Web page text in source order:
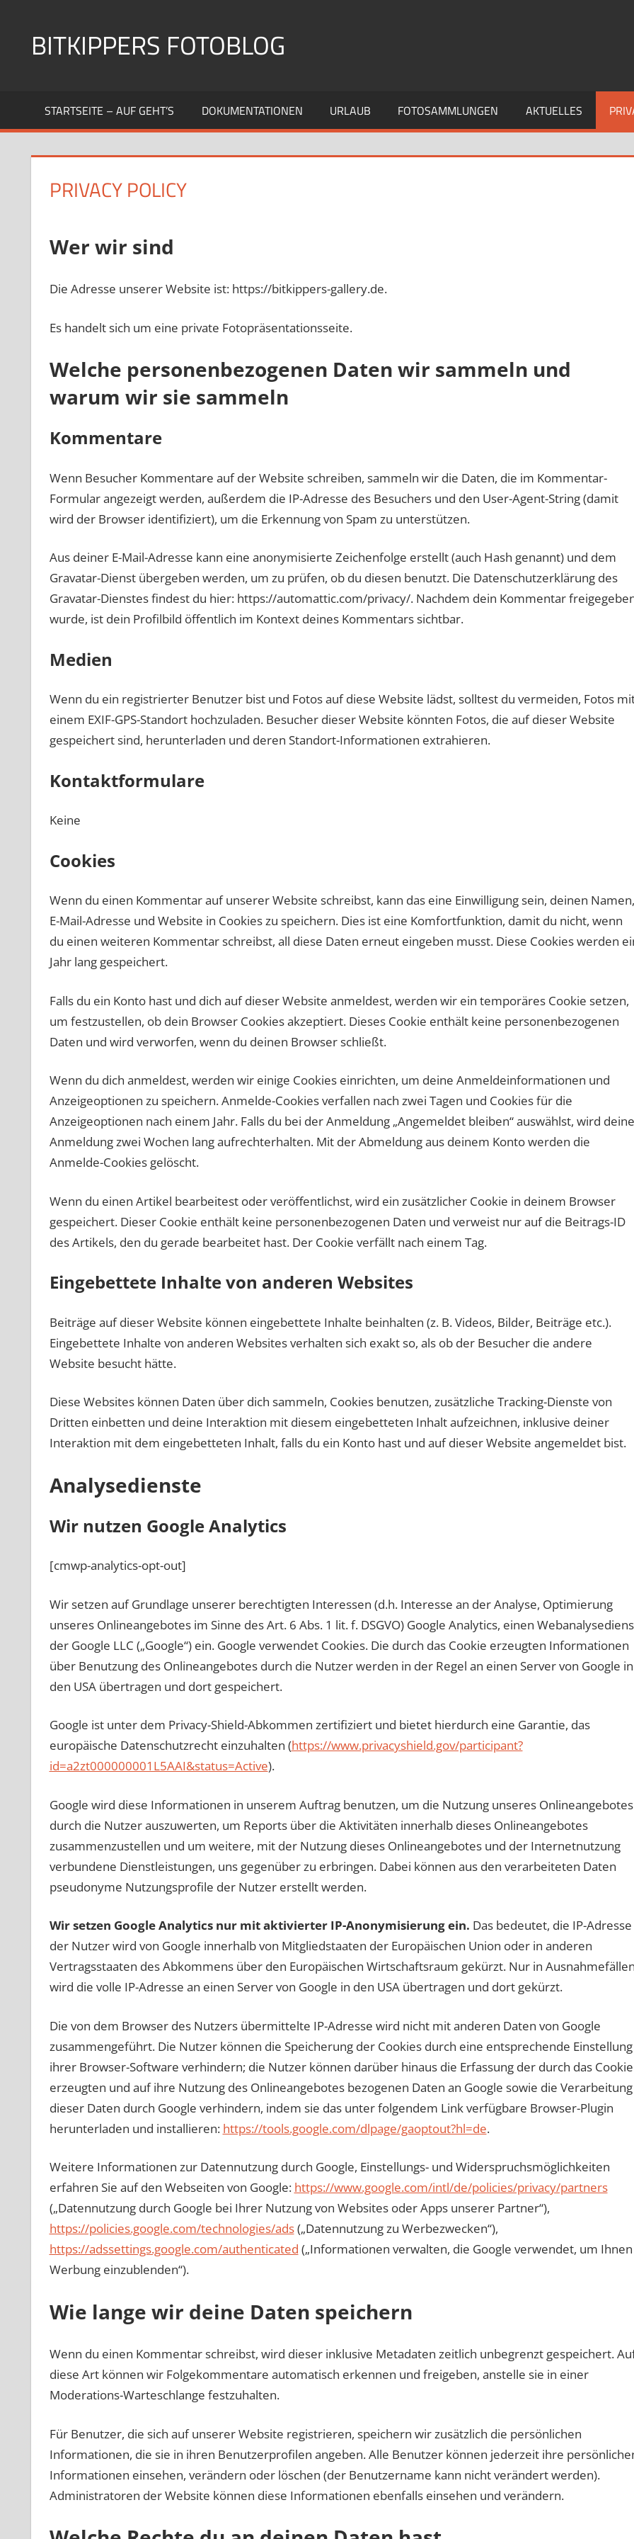
springenBITKIPPERS FOTOBLOG
STARTSEITE – AUF GEHT’S DOKUMENTATIONEN URLAUB FOTOSAMMLUNGEN AKTUELLES
PRIVACY POLICY
Wer wir sind
Die Adresse unserer Website ist: https://bitkippers-gallery.de.
Es handelt sich um eine private Fotopräsentationsseite.
Welche personenbezogenen Daten wir sammeln und
warum wir sie sammeln
Kommentare
Wenn Besucher Kommentare auf der Website schreiben, sammeln wir die Daten, die im Kommentar-
Formular angezeigt werden, außerdem die IP-Adresse des Besuchers und den User-Agent-String (damit
wird der Browser identifiziert), um die Erkennung von Spam zu unterstützen.
Aus deiner E-Mail-Adresse kann eine anonymisierte Zeichenfolge erstellt (auch Hash genannt) und dem
Gravatar-Dienst übergeben werden, um zu prüfen, ob du diesen benutzt. Die Datenschutzerklärung des
Gravatar-Dienstes findest du hier: https://automattic.com/privacy/. Nachdem dein Kommentar
wurde, ist dein Profilbild öffentlich im Kontext deines Kommentars sichtbar.
Medien
Wenn du ein registrierter Benutzer bist und Fotos auf diese Website lädst, solltest du vermeiden, Fotos
einem EXIF-GPS-Standort hochzuladen. Besucher dieser Website könnten Fotos, die auf dieser Website
gespeichert sind, herunterladen und deren Standort-Informationen extrahieren.
Kontaktformulare
Keine
Cookies
Wenn du einen Kommentar auf unserer Website schreibst, kann das eine Einwilligung sein, deinen Namen,
E-Mail-Adresse und Website in Cookies zu speichern. Dies ist eine Komfortfunktion, damit du nicht, wenn
du einen weiteren Kommentar schreibst, all diese Daten erneut eingeben musst. Diese Cookies werden
Jahr lang gespeichert.
Falls du ein Konto hast und dich auf dieser Website anmeldest, werden wir ein temporäres Cookie setzen,
um festzustellen, ob dein Browser Cookies akzeptiert. Dieses Cookie enthält keine personenbezogenen
Daten und wird verworfen, wenn du deinen Browser schließt.
Wenn du dich anmeldest, werden wir einige Cookies einrichten, um deine Anmeldeinformationen und
Anzeigeoptionen zu speichern. Anmelde-Cookies verfallen nach zwei Tagen und Cookies für die
Anzeigeoptionen nach einem Jahr. Falls du bei der Anmeldung „Angemeldet bleiben“ auswählst, wird deine
Anmeldung zwei Wochen lang aufrechterhalten. Mit der Abmeldung aus deinem Konto werden die
Anmelde-Cookies gelöscht.
Wenn du einen Artikel bearbeitest oder veröffentlichst, wird ein zusätzlicher Cookie in deinem Browser
gespeichert. Dieser Cookie enthält keine personenbezogenen Daten und verweist nur auf die Beitrags-ID
des Artikels, den du gerade bearbeitet hast. Der Cookie verfällt nach einem Tag.
Eingebettete Inhalte von anderen Websites
Beiträge auf dieser Website können eingebettete Inhalte beinhalten (z. B. Videos, Bilder, Beiträge etc.).
Eingebettete Inhalte von anderen Websites verhalten sich exakt so, als ob der Besucher die andere
Website besucht hätte.
Diese Websites können Daten über dich sammeln, Cookies benutzen, zusätzliche Tracking-Dienste von
Dritten einbetten und deine Interaktion mit diesem eingebetteten Inhalt aufzeichnen, inklusive deiner
Interaktion mit dem eingebetteten Inhalt, falls du ein Konto hast und auf dieser Website angemeldet bist.
Analysedienste
Wir nutzen Google Analytics
[cmwp-analytics-opt-out]
Wir setzen auf Grundlage unserer berechtigten Interessen (d.h. Interesse an der Analyse, Optimierung
unseres Onlineangebotes im Sinne des Art. 6 Abs. 1 lit. f. DSGVO) Google Analytics, einen
der Google LLC („Google“) ein. Google verwendet Cookies. Die durch das Cookie erzeugten Informationen
über Benutzung des Onlineangebotes durch die Nutzer werden in der Regel an einen Server von Google in
den USA übertragen und dort gespeichert.
Google ist unter dem Privacy-Shield-Abkommen zertifiziert und bietet hierdurch eine Garantie, das
europäische Datenschutzrecht einzuhalten (https://www.privacyshield.gov/participant?
id=a2zt000000001L5AAI&status=Active).
Google wird diese Informationen in unserem Auftrag benutzen, um die Nutzung unseres Onlineangebotes
durch die Nutzer auszuwerten, um Reports über die Aktivitäten innerhalb dieses Onlineangebotes
zusammenzustellen und um weitere, mit der Nutzung dieses Onlineangebotes und der Internetnutzung
verbundene Dienstleistungen, uns gegenüber zu erbringen. Dabei können aus den verarbeiteten Daten
pseudonyme Nutzungsprofile der Nutzer erstellt werden.
Wir setzen Google Analytics nur mit aktivierter IP-Anonymisierung ein. Das bedeutet, die IP-Adresse
der Nutzer wird von Google innerhalb von Mitgliedstaaten der Europäischen Union oder in anderen
Vertragsstaaten des Abkommens über den Europäischen Wirtschaftsraum gekürzt. Nur in
wird die volle IP-Adresse an einen Server von Google in den USA übertragen und dort gekürzt.
Die von dem Browser des Nutzers übermittelte IP-Adresse wird nicht mit anderen Daten von Google
zusammengeführt. Die Nutzer können die Speicherung der Cookies durch eine entsprechende Einstellung
ihrer Browser-Software verhindern; die Nutzer können darüber hinaus die Erfassung der durch das Cookie
erzeugten und auf ihre Nutzung des Onlineangebotes bezogenen Daten an Google sowie die Verarbeitung
dieser Daten durch Google verhindern, indem sie das unter folgendem Link verfügbare Browser-Plugin
herunterladen und installieren: https://tools.google.com/dlpage/gaoptout?hl=de.
Weitere Informationen zur Datennutzung durch Google, Einstellungs- und Widerspruchsmöglichkeiten
erfahren Sie auf den Webseiten von Google: https://www.google.com/intl/de/policies/privacy/partners
(„Datennutzung durch Google bei Ihrer Nutzung von Websites oder Apps unserer Partner“),
https://policies.google.com/technologies/ads(„Datennutzung zu Werbezwecken“),
https://adssettings.google.com/authenticated („Informationen verwalten, die Google verwendet, um Ihnen
Werbung einzublenden“).
Wie lange wir deine Daten speichern
Wenn du einen Kommentar schreibst, wird dieser inklusive Metadaten zeitlich unbegrenzt gespeichert.
diese Art können wir Folgekommentare automatisch erkennen und freigeben, anstelle sie in einer
Moderations-Warteschlange festzuhalten.
Für Benutzer, die sich auf unserer Website registrieren, speichern wir zusätzlich die persönlichen
Informationen, die sie in ihren Benutzerprofilen angeben. Alle Benutzer können jederzeit ihre
Informationen einsehen, verändern oder löschen (der Benutzername kann nicht verändert werden).
Administratoren der Website können diese Informationen ebenfalls einsehen und verändern.